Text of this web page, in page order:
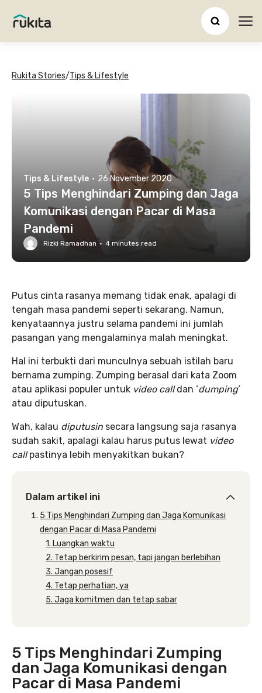
Rukita Stories/Tips & Lifestyle
Tips & Lifestyle · 26 November 2020
5 Tips Menghindari Zumping dan Jaga
Komunikasi dengan Pacar di Masa
Pandemi
Rizki Ramadhan · 4 minutes read
Putus cinta rasanya memang tidak enak, apalagi di
tengah masa pandemi seperti sekarang. Namun,
kenyataannya justru selama pandemi ini jumlah
pasangan yang mengalaminya malah meningkat.
Hal ini terbukti dari munculnya sebuah istilah baru
bernama zumping. Zumping berasal dari kata Zoom
atau aplikasi populer untuk video calldan ‘dumping‘
atau diputuskan.
Wah, kalau diputusin secara langsung saja rasanya
sudah sakit, apalagi kalau harus putus lewat video
callpastinya lebih menyakitkan bukan?
Dalam artikel ini
5 Tips Menghindari Zumping dan Jaga Komunikasi
dengan Pacar di Masa Pandemi
1. Luangkan waktu
2. Tetap berkirim pesan, tapi jangan berlebihan
3. Jangan posesif
4. Tetap perhatian, ya
5. Jaga komitmen dan tetap sabar
5 Tips Menghindari Zumping
dan Jaga Komunikasi dengan
Pacar di Masa Pandemi